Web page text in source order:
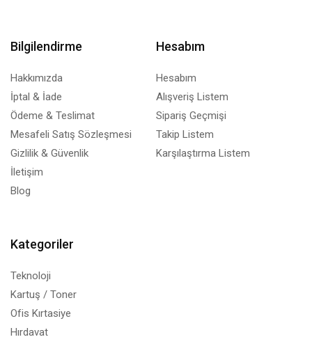
Bilgilendirme
Hakkımızda
İptal & İade
Ödeme & Teslimat
Mesafeli Satış Sözleşmesi
Gizlilik & Güvenlik
İletişim
Blog
Hesabım
Hesabım
Alışveriş Listem
Sipariş Geçmişi
Takip Listem
Karşılaştırma Listem
Kategoriler
Teknoloji
Kartuş / Toner
Ofis Kırtasiye
Hırdavat